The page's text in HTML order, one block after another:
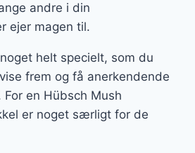
andre i din
ejer magen til.
helt specielt, som du
frem og få anerkendende
en Hübsch Mush
er noget særligt for de